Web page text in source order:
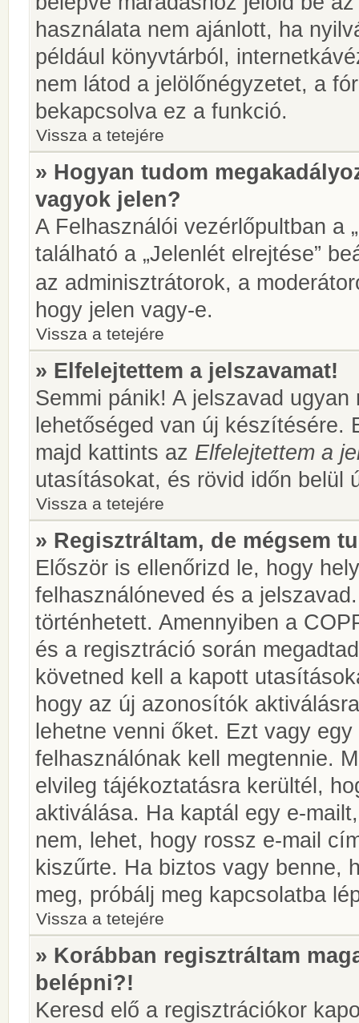
használata nem ajánlott, ha
például könyvtárból,
nem látod a jelölőnégyzetet, a
bekapcsolva ez a funkció.
Vissza a tetejére
» Hogyan tudom
vagyok jelen?
A Felhasználói vezérlőpultban a
található a „Jelenlét elrejtése”
az adminisztrátorok, a
hogy jelen vagy-e.
Vissza a tetejére
» Elfelejtettem a jelszavamat!
Semmi pánik! A jelszavad
lehetőséged van új készítésére.
majd kattints az Elfelejtettem a
utasításokat, és rövid időn belül
Vissza a tetejére
» Regisztráltam, de mégsem
Először is ellenőrizd le, hogy
felhasználóneved és a
történhetett. Amennyiben a
és a regisztráció során
követned kell a kapott
hogy az új azonosítók
lehetne venni őket. Ezt vagy
felhasználónak kell megtennie.
elvileg tájékoztatásra kerültél,
aktiválása. Ha kaptál egy e-
nem, lehet, hogy rossz e-mail
kiszűrte. Ha biztos vagy benne,
meg, próbálj meg kapcsolatba
Vissza a tetejére
» Korábban regisztráltam
belépni?!
Keresd elő a regisztrációkor